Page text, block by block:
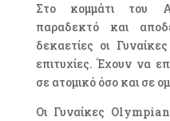
Στο κομμάτι του
παραδεκτό και
δεκαετίες οι
επιτυχίες. Έχουν να
σε ατομικό όσο και σε
Οι Γυναίκες